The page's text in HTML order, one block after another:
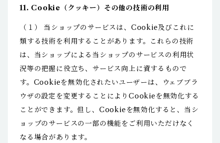
11. Cookie（クッキー）その他の技術の利用
（１） 当ショップのサービスは、Cookie及びこれに
類する技術を利用することがあります。これらの技術
は、当ショップによる当ショップのサービスの利用状
況等の把握に役立ち、サービス向上に資するもので
す。Cookieを無効化されたいユーザーは、ウェブブラ
ウザの設定を変更することによりCookieを無効化する
ことができます。但し、Cookieを無効化すると、当シ
ョップのサービスの一部の機能をご利用いただけなく
なる場合があります。